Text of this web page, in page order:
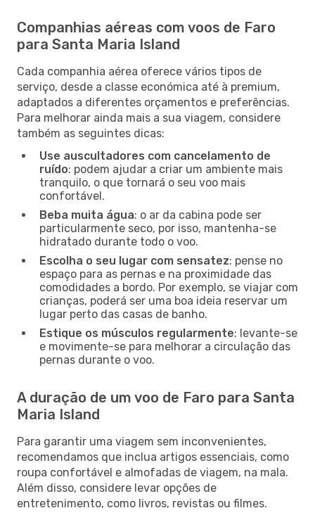
Companhias aéreas com voos de Faro
para Santa Maria Island
Cada companhia aérea oferece vários tipos de
serviço, desde a classe económica até à premium,
adaptados a diferentes orçamentos e preferências.
Para melhorar ainda mais a sua viagem, considere
também as seguintes dicas:
Use auscultadores com cancelamento de
ruído: podem ajudar a criar um ambiente mais
tranquilo, o que tornará o seu voo mais
confortável.
Beba muita água: o ar da cabina pode ser
particularmente seco, por isso, mantenha-se
hidratado durante todo o voo.
Escolha o seu lugar com sensatez: pense no
espaço para as pernas e na proximidade das
comodidades a bordo. Por exemplo, se viajar com
crianças, poderá ser uma boa ideia reservar um
lugar perto das casas de banho.
Estique os músculos regularmente: levante-se
e movimente-se para melhorar a circulação das
pernas durante o voo.
A duração de um voo de Faro para Santa
Maria Island
Para garantir uma viagem sem inconvenientes,
recomendamos que inclua artigos essenciais, como
roupa confortável e almofadas de viagem, na mala.
Além disso, considere levar opções de
entretenimento, como livros, revistas ou filmes.